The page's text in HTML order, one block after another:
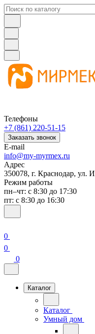
Телефоны
+7 (861) 220-51-15
Заказать звонок
E-mail
info@my-myrmex.ru
Адрес
350078, г. Краснодар, ул.
Режим работы
пн–чт: с 8:30 до 17:30
пт: с 8:30 до 16:30
0
0
0
Каталог
Каталог
Умный дом